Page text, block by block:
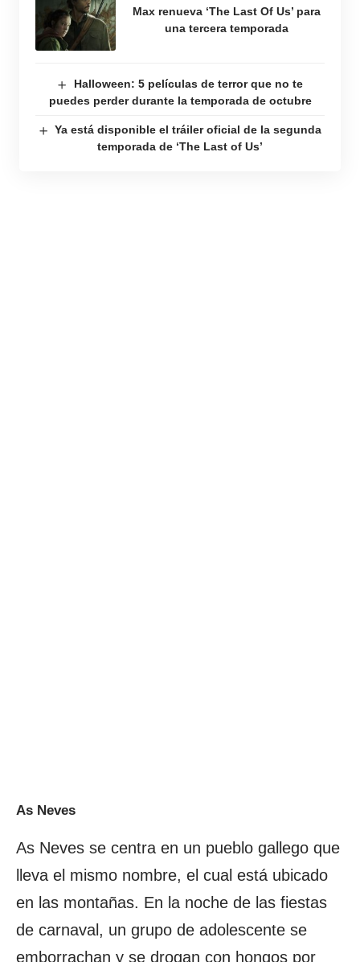
Max renueva ‘The Last Of Us’ para
una tercera temporada
Halloween: 5 películas de terror que no te
puedes perder durante la temporada de octubre
Ya está disponible el tráiler oficial de la segunda
temporada de ‘The Last of Us’
As Neves
As Neves se centra en un pueblo gallego que
lleva el mismo nombre, el cual está ubicado
en las montañas. En la noche de las fiestas
de carnaval, un grupo de adolescente se
emborrachan y se drogan con hongos por